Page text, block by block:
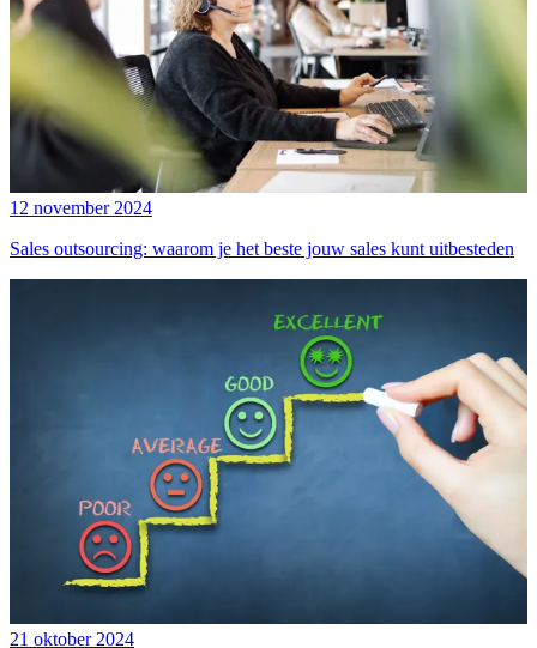
12 november 2024
Sales outsourcing: waarom je het beste jouw sales kunt uitbesteden
21 oktober 2024